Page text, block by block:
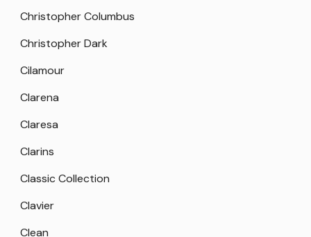
Christopher Columbus
Christopher Dark
Cilamour
Clarena
Claresa
Clarins
Classic Collection
Clavier
Clean